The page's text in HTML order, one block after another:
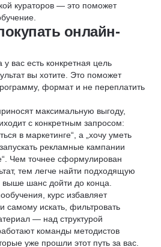
кураторов — это поможет
онлайн-
вас есть конкретная цель
вы хотите. Это поможет
формат и не переплатить
максимальную выгоду,
с конкретным запросом:
в маркетинге“, а „хочу уметь
рекламные кампании
Чем точнее сформулирован
тем легче найти подходящую
шанс дойти до конца.
курс избавляет
самому искать, фильтровать
— над структурой
команды методистов
уже прошли этот путь за вас.